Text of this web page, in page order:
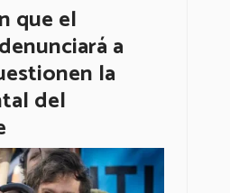
que el
a
la
del